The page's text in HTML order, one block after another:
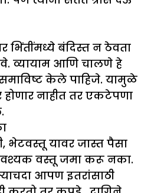
भिंतींमध्ये बंदिस्त न ठेवता
व्यायाम आणि चालणे हे
केले पाहिजे. यामुळे
नाहीत तर एकटेपणा
भेटवस्तू यावर जास्त पैसा
वस्तू जमा करू नका.
आपण इतरांसाठी